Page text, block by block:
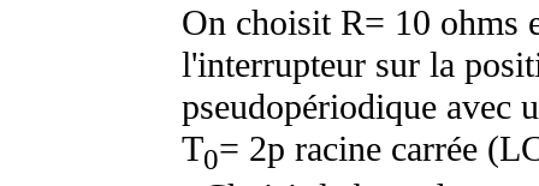
On choisit R= 10 ohms
l'interrupteur sur la
pseudopériodique avec
T0= 2p racine carrée